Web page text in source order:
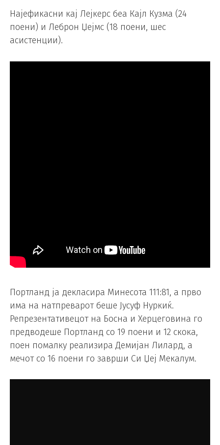
Најефикасни кај Лејкерс беа Кајл Кузма (24
поени) и Леброн Џејмс (18 поени, шес
асистенции).
Портланд ја декласира Минесота 111:81, а прво
има на натпреварот беше Јусуф Нуркиќ.
Репрезентативецот на Босна и Херцеговина го
предводеше Портланд со 19 поени и 12 скока,
поен помалку реализира Демијан Лилард, а
мечот со 16 поени го заврши Си Џеј Мекалум.